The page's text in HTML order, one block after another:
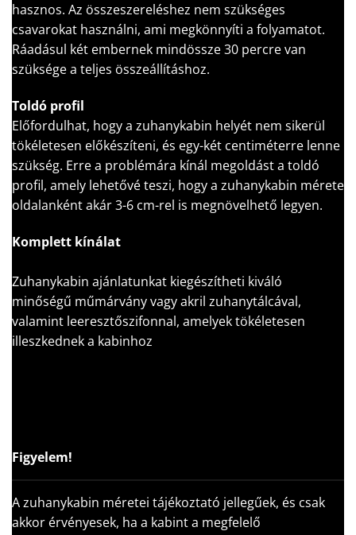
hasznos. Az összeszereléshez nem szükséges
csavarokat használni, ami megkönnyíti a folyamatot.
Ráadásul két embernek mindössze 30 percre van
szüksége a teljes összeállításhoz.
Toldó profil
Előfordulhat, hogy a zuhanykabin helyét nem sikerül
tökéletesen előkészíteni, és egy-két centiméterre lenne
szükség. Erre a problémára kínál megoldást a toldó
profil, amely lehetővé teszi, hogy a zuhanykabin mérete
oldalanként akár 3-6 cm-rel is megnövelhető legyen.
Komplett kínálat
Zuhanykabin ajánlatunkat kiegészítheti kiváló
minőségű műmárvány vagy akril zuhanytálcával,
valamint leeresztőszifonnal, amelyek tökéletesen
illeszkednek a kabinhoz
Figyelem!
A zuhanykabin méretei tájékoztató jellegűek, és csak
akkor érvényesek, ha a kabint a megfelelő